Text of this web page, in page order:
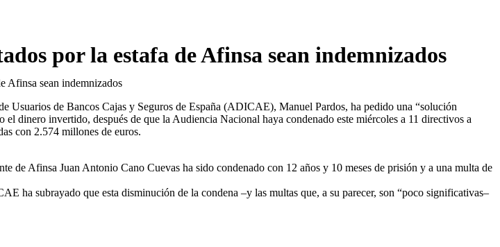
por la estafa de Afinsa sean indemnizados
Afinsa sean indemnizados
Usuarios de Bancos Cajas y Seguros de España (ADICAE), Manuel Pardos, ha pedido una “solución
dinero invertido, después de que la Audiencia Nacional haya condenado este miércoles a 11 directivos a
con 2.574 millones de euros.
de Afinsa Juan Antonio Cano Cuevas ha sido condenado con 12 años y 10 meses de prisión y a una multa de
ha subrayado que esta disminución de la condena –y las multas que, a su parecer, son “poco significativas–